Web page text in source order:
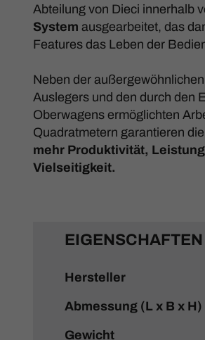
Abteilung von Dieci innerhalb
System ausgearbeitet, das
Features das Leben der
Neben der
Auslegers und den durch den
Oberwagens ermöglichten
Quadratmetern garantieren
mehr Produktivität,
Vielseitigkeit.
EIGENSCHAFTEN
Hersteller
Abmessung (L x B x H)
Gewicht